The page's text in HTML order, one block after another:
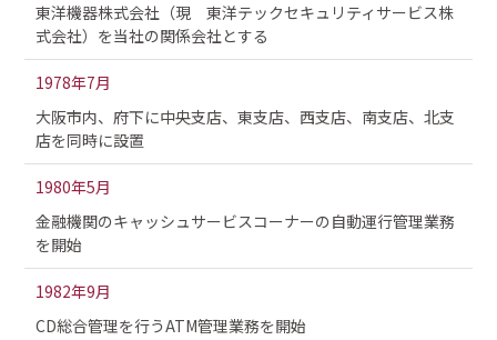
東洋機器株式会社（現 東洋テックセキュリティサービス株
式会社）を当社の関係会社とする
1978年7月
大阪市内、府下に中央支店、東支店、西支店、南支店、北支
店を同時に設置
1980年5月
金融機関のキャッシュサービスコーナーの自動運行管理業務
を開始
1982年9月
CD総合管理を行うATM管理業務を開始